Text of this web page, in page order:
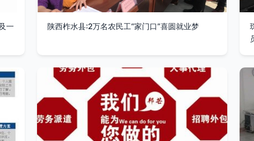
一
陕西柞水县:2万名农民工“家门口”喜圆就业梦